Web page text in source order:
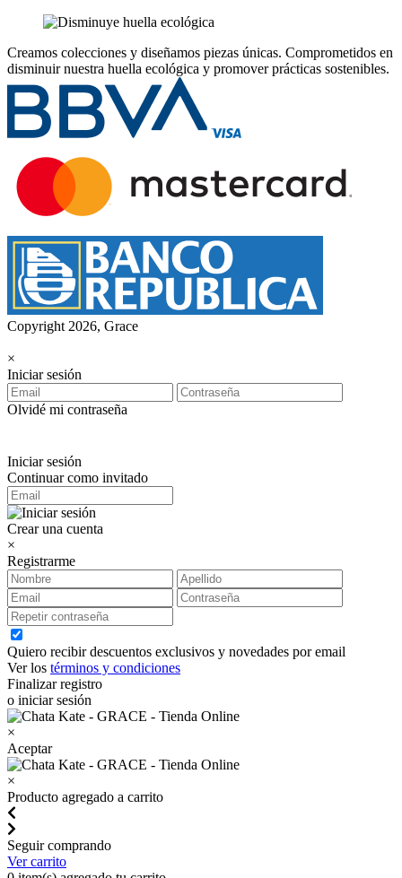
Creamos colecciones y diseñamos piezas únicas. Comprometidos en
disminuir nuestra huella ecológica y promover prácticas sostenibles.
Copyright 2026, Grace
×
Iniciar sesión
Olvidé mi contraseña
Iniciar sesión
Continuar como invitado
Crear una cuenta
×
Registrarme
Quiero recibir descuentos exclusivos y novedades por email
Ver los términos y condiciones
Finalizar registro
o iniciar sesión
×
Aceptar
×
Producto agregado a carrito
Seguir comprando
Ver carrito